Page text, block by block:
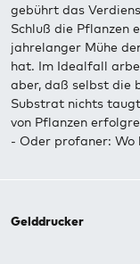
gebührt das
Schluß die Pflanzen
jahrelanger Mühe
hat. Im Idealfall
aber, daß selbst die
Substrat nichts
von Pflanzen
- Oder profaner: Wo
Gelddrucker